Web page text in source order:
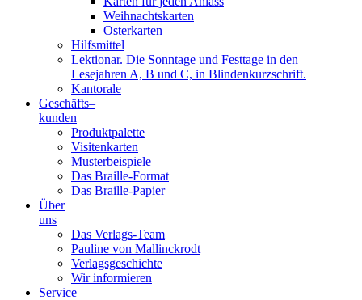
Weihnachtskarten
Osterkarten
Hilfsmittel
Lektionar. Die Sonntage und Festtage in den
Lesejahren A, B und C, in Blindenkurzschrift.
Kantorale
Geschäfts­–
kunden
Produktpalette
Visitenkarten
Musterbeispiele
Das Braille-Format
Das Braille-Papier
Über
uns
Das Verlags-Team
Pauline von Mallinckrodt
Verlagsgeschichte
Wir informieren
Service